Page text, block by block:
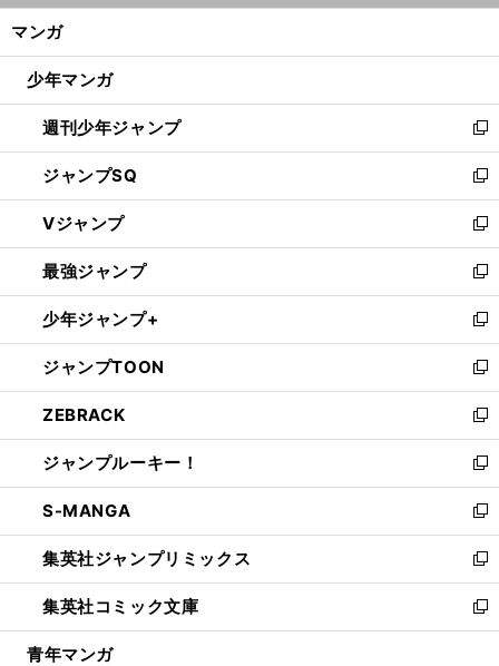
ン
ウ
開
く
マンガ
少年マンガ
週刊少年ジャンプ
新
し
い
ウ
ィ
ン
ド
ウ
で
開
く
ジャンプSQ
新
し
い
ウ
ィ
ン
ド
ウ
で
開
く
Vジャンプ
新
し
い
ウ
ィ
ン
ド
ウ
で
開
く
最強ジャンプ
新
し
い
ウ
ィ
ン
ド
ウ
で
開
く
少年ジャンプ+
新
し
い
ウ
ィ
ン
ド
ウ
で
開
く
ジャンプTOON
新
し
い
ウ
ィ
ン
ド
ウ
で
開
く
ZEBRACK
新
し
い
ウ
ィ
ン
ド
ウ
で
開
ジャンプルーキー！
新
し
い
ウ
ィ
ン
ド
ウ
S-MANGA
新
し
い
ウ
ィ
ン
集英社ジャンプリミックス
新
し
い
ウ
集英社コミック文庫
新
し
青年マンガ